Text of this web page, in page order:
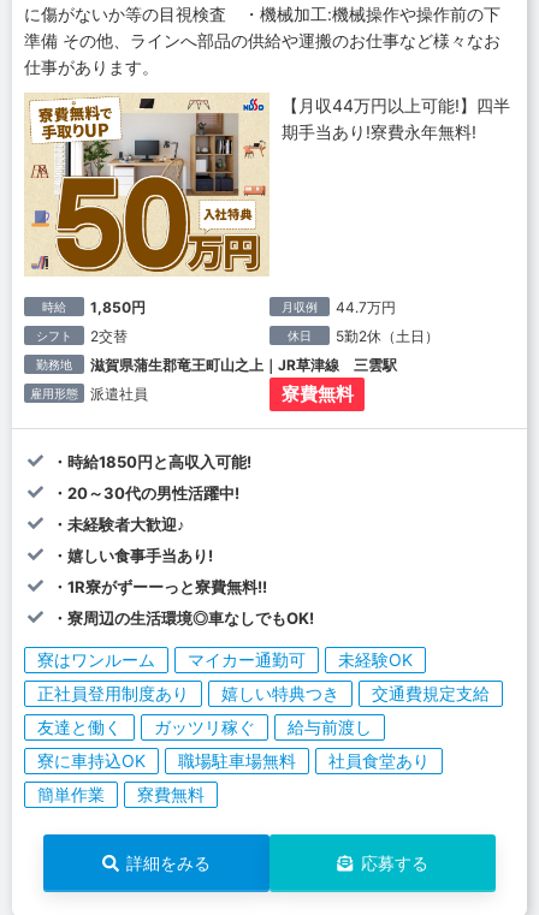
に傷がないか等の目視検査 ・機械加工:機械操作や操作前の下
準備 その他、ラインへ部品の供給や運搬のお仕事など様々なお
仕事があります。
【月収44万円以上可能!】四半
期手当あり!寮費永年無料!
時給 1,850円 月収例 44.7万円
シフト 2交替 休日 5勤2休（土日）
勤務地 滋賀県蒲生郡竜王町山之上｜JR草津線 三雲駅
雇用形態 派遣社員 寮費無料
・時給1850円と高収入可能!
・20～30代の男性活躍中!
・未経験者大歓迎♪
・嬉しい食事手当あり!
・1R寮がずーーっと寮費無料!!
・寮周辺の生活環境◎車なしでもOK!
寮はワンルーム マイカー通勤可
未経験OK
正社員登用制度あり
嬉しい特典つき
交通費規定支給
友達と働く
ガッツリ稼ぐ
給与前渡し
寮に車持込OK
職場駐車場無料
社員食堂あり
簡単作業
寮費無料
詳細をみる 応募する